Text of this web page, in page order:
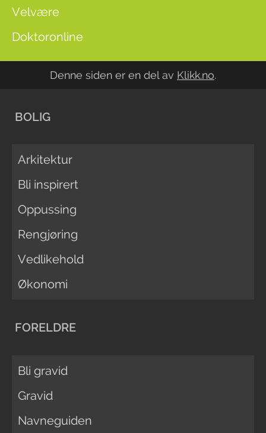
Velvære
Doktoronline
Denne siden er en del av Klikk.no.
BOLIG
Arkitektur
Bli inspirert
Oppussing
Rengjøring
Vedlikehold
Økonomi
FORELDRE
Bli gravid
Gravid
Navneguiden